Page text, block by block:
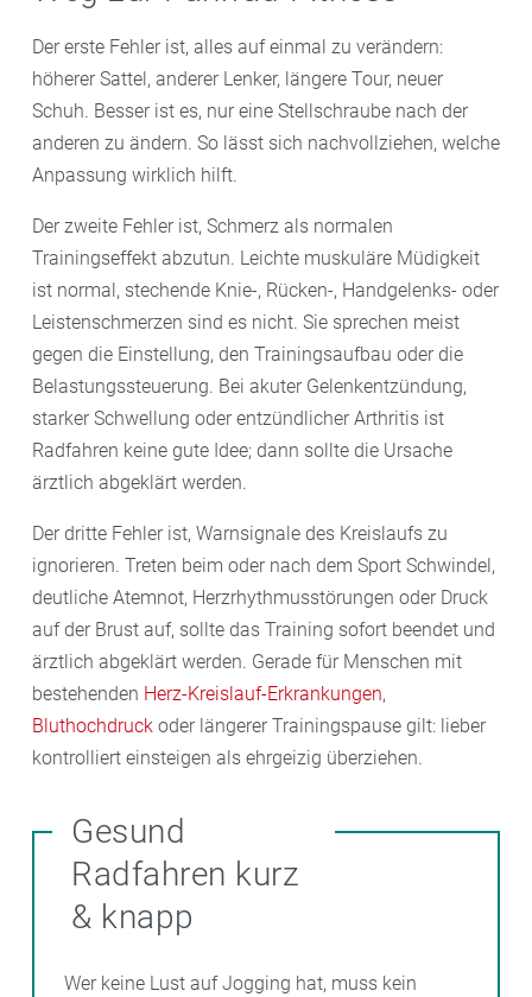
Der erste Fehler ist, alles auf einmal zu verändern:
höherer Sattel, anderer Lenker, längere Tour, neuer
Schuh. Besser ist es, nur eine Stellschraube nach der
anderen zu ändern. So lässt sich nachvollziehen, welche
Anpassung wirklich hilft.
Der zweite Fehler ist, Schmerz als normalen
Trainingseffekt abzutun. Leichte muskuläre Müdigkeit
ist normal, stechende Knie-, Rücken-, Handgelenks- oder
Leistenschmerzen sind es nicht. Sie sprechen meist
gegen die Einstellung, den Trainingsaufbau oder die
Belastungssteuerung. Bei akuter Gelenkentzündung,
starker Schwellung oder entzündlicher Arthritis ist
Radfahren keine gute Idee; dann sollte die Ursache
ärztlich abgeklärt werden.
Der dritte Fehler ist, Warnsignale des Kreislaufs zu
ignorieren. Treten beim oder nach dem Sport Schwindel,
deutliche Atemnot, Herzrhythmusstörungen oder Druck
auf der Brust auf, sollte das Training sofort beendet und
ärztlich abgeklärt werden. Gerade für Menschen mit
bestehenden Herz-Kreislauf-Erkrankungen,
Bluthochdruck oder längerer Trainingspause gilt: lieber
kontrolliert einsteigen als ehrgeizig überziehen.
Gesund
Radfahren kurz
& knapp
Wer keine Lust auf Jogging hat, muss kein